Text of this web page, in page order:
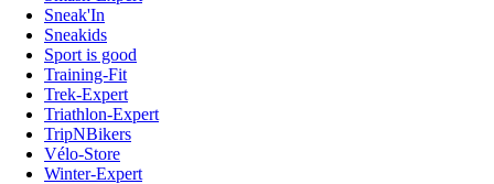
Sneak'In
Sneakids
Sport is good
Training-Fit
Trek-Expert
Triathlon-Expert
TripNBikers
Vélo-Store
Winter-Expert